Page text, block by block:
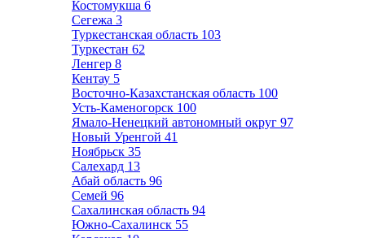
Костомукша 6
Сегежа 3
Туркестанская область 103
Туркестан 62
Ленгер 8
Кентау 5
Восточно-Казахстанская область 100
Усть-Каменогорск 100
Ямало-Ненецкий автономный округ 97
Новый Уренгой 41
Ноябрьск 35
Салехард 13
Абай область 96
Семей 96
Сахалинская область 94
Южно-Сахалинск 55